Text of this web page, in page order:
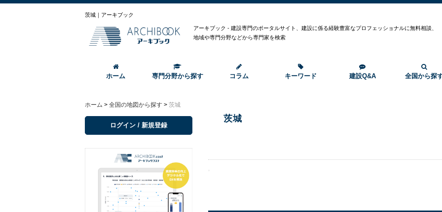
茨城｜アーキブック
アーキブック - 建設専門のポータルサイト、建設に係る経験豊富なプロフェッショナルに無料相談、
地域や専門分野などから専門家を検索
ホーム 専門分野から探す コラム キーワード 建設Q&A 全国から探
ホーム > 全国の地図から探す > 茨城
茨城
ログイン / 新規登録